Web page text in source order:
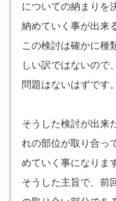
についての納まりを
納めていく事が出来
この検討は確かに種
しい訳ではないので
問題はないはずです。
そうした検討が出来
れの部位が取り合っ
めていく事になりま
そうした主旨で、前